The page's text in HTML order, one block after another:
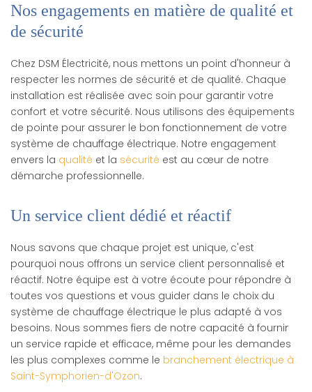
Nos engagements en matière de qualité et
de sécurité
Chez DSM Électricité, nous mettons un point d'honneur à
respecter les normes de sécurité et de qualité. Chaque
installation est réalisée avec soin pour garantir votre
confort et votre sécurité. Nous utilisons des équipements
de pointe pour assurer le bon fonctionnement de votre
système de chauffage électrique. Notre engagement
envers la qualité et la sécurité est au cœur de notre
démarche professionnelle.
Un service client dédié et réactif
Nous savons que chaque projet est unique, c'est
pourquoi nous offrons un service client personnalisé et
réactif. Notre équipe est à votre écoute pour répondre à
toutes vos questions et vous guider dans le choix du
système de chauffage électrique le plus adapté à vos
besoins. Nous sommes fiers de notre capacité à fournir
un service rapide et efficace, même pour les demandes
les plus complexes comme le branchement électrique à
Saint-Symphorien-d'Ozon.